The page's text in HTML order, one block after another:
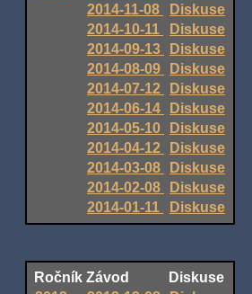
2014-11-08
Diskuse
2014-10-11
Diskuse
2014-09-13
Diskuse
2014-08-09
Diskuse
2014-07-12
Diskuse
2014-06-14
Diskuse
2014-05-10
Diskuse
2014-04-12
Diskuse
2014-03-08
Diskuse
2014-02-08
Diskuse
2014-01-11
Diskuse
Ročník Závod
Diskuse